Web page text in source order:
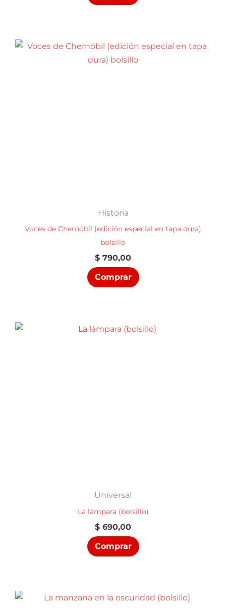
Historia
Voces de Chernóbil (edición especial en tapa dura)
bolsillo
$ 790,00
Comprar
Universal
La lámpara (bolsillo)
$ 690,00
Comprar